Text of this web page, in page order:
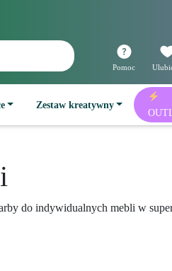
Pomoc
Zestaw kreatywny
do indywidualnych mebli w